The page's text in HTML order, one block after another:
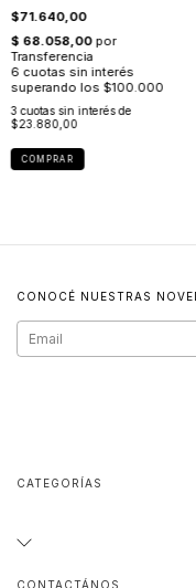
$71.640,00
3 cuotas sin interés de
$23.880,00
COMPRAR
CONOCÉ NUESTRAS
CATEGORÍAS
CONTACTÁNOS